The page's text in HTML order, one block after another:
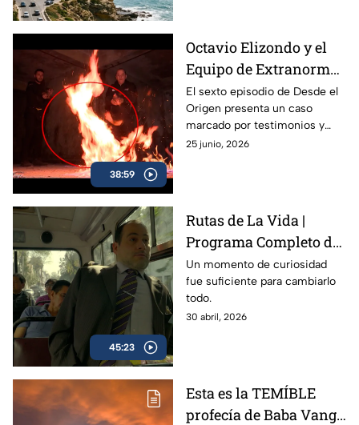
38:59
Octavio Elizondo y el
Equipo de Extranormal
investigan un caso
donde un espíritu
buscaría trascender
El sexto episodio de Desde el
Origen presenta un caso
marcado por testimonios y
fenómenos que inquietan a
25 junio, 2026
45:23
Rutas de La Vida |
Programa Completo del
30 de abril del 2026 |
Un momento de curiosidad
fue suficiente para cambiarlo
todo.
30 abril, 2026
Esta es la TEMÍBLE
profecía de Baba Vanga